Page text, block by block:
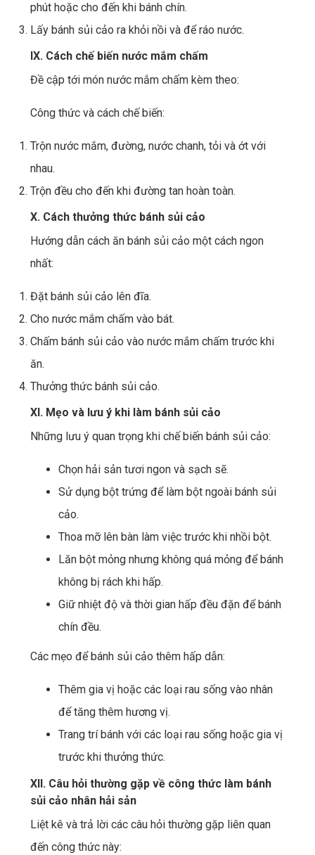
phút hoặc cho đến khi bánh chín.
Lấy bánh sủi cảo ra khỏi nồi và để ráo nước.
IX. Cách chế biến nước mắm chấm
Đề cập tới món nước mắm chấm kèm theo:
Công thức và cách chế biến:
Trộn nước mắm, đường, nước chanh, tỏi và ớt với
nhau.
Trộn đều cho đến khi đường tan hoàn toàn.
X. Cách thưởng thức bánh sủi cảo
Hướng dẫn cách ăn bánh sủi cảo một cách ngon
nhất:
Đặt bánh sủi cảo lên đĩa.
Cho nước mắm chấm vào bát.
Chấm bánh sủi cảo vào nước mắm chấm trước khi
ăn.
Thưởng thức bánh sủi cảo.
XI. Mẹo và lưu ý khi làm bánh sủi cảo
Những lưu ý quan trọng khi chế biến bánh sủi cảo:
Chọn hải sản tươi ngon và sạch sẽ.
Sử dụng bột trứng để làm bột ngoài bánh sủi
cảo.
Thoa mỡ lên bàn làm việc trước khi nhồi bột.
Lăn bột mỏng nhưng không quá mỏng để bánh
không bị rách khi hấp.
Giữ nhiệt độ và thời gian hấp đều đặn để bánh
chín đều.
Các mẹo để bánh sủi cảo thêm hấp dẫn:
Thêm gia vị hoặc các loại rau sống vào nhân
để tăng thêm hương vị.
Trang trí bánh với các loại rau sống hoặc gia vị
trước khi thưởng thức.
XII. Câu hỏi thường gặp về công thức làm bánh
sủi cảo nhân hải sản
Liệt kê và trả lời các câu hỏi thường gặp liên quan
đến công thức này: